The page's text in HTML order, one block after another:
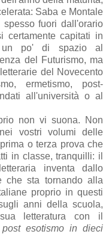
Saba e Montale
fuori dall'orario
certamente capitati in
un po' di spazio al
del Futurismo, ma
del Novecento
ermetismo, post-
all'università o al
non vi suona. Non
vostri volumi delle
o terza prova che
in classe, tranquilli: il
inventa dallo
che sta tornando alla
proprio in questi
anni della scuola,
letteratura con il
esotismo in dieci